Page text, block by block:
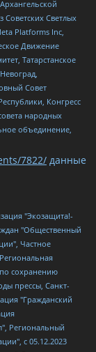
Светлых
Platforms Inc,
Движение
Татарстанское
Совет
Конгресс
народных
объединение,
7822/ данные
фонд развития филантропии, Deutsche Welle (Германия, Kurt-Schumacher-Strasse 3, 53113 Bonn), Борзунова Мария Михайловна, Воробьев Виктор Викторович, Голубева Анна Львовна, Константинова Алла Михайловна, Малкова Ирина Владимировна, Мурадов Мурад Абдулгалимович, Осетинская Елизавета Николаевна, Понасенков Евгений Николаевич, Ганапольский Матвей Юрьевич, Киселев Евгений Алексеевич, Борухович Ирина Григорьевна, Дремин Иван Тимофеевич, Дубровский Дмитрий Викторович, Красноярская региональная общественная организация поддержки и развития альтернативных образовательных технологий и межкультурных коммуникаций "ИНТЕРРА", Маяковская Екатерина Алексеевна, Фейгин Марк Захарович, Филимонов Андрей Викторович, Дзугкоева Регина Николаевна, Доброхотов Роман Александрович, Дудь Юрий Александрович, Елкин Сергей Владимирович, Кругликов Кирилл Игоревич, Сабунаева Мария Леонидовна, Семенов Алексей Владимирович, Шаинян Карен Багратович, Шульман Екатерина Михайловна, Асафьев Артур Валерьевич, Вахштайн Виктор Семенович, Венедиктов Алексей Алексеевич, Лушникова Екатерина Евгеньевна, Волков Леонид Михайлович, Невзоров Александр Глебович, Пархоменко Сергей Борисович, Сироткин Ярослав Николаевич, Кара-Мурза Владимир Владимирович, Баранова Наталья Владимировна, Гозман Леонид Яковлевич, Кагарлицкий Борис Юльевич, Климарев Михаил Валерьевич, Милов Владимир Станиславович, Автономная некоммерческая организация Краснодарский центр современного искусства "Типография", Моргенштерн Алишер Тагирович, Соболь Любовь Эдуардовна, Общество с ограниченной ответственностью "ЛИЗА НОРМ", Каспаров Гарри Кимович, Ходорковский Михаил Борисович, Общество с ограниченной ответственностью "Апрельские тезисы", Данилович Ирина Брониславовна, Кашин Олег Владимирович, Петров Николай Владимирович, Пивоваров Алексей Владимирович, Соколов Михаил Владимирович, Цветкова Юлия Владимировна, Чичваркин Евгений Александрович, Комитет против пыток/Команда против пыток, Общество с ограниченной ответственностью "Первый научный", Общество с ограниченной ответственностью "Вертолет и ко", Белоцерковская Вероника Борисовна, Кац Максим Евгеньевич, Лазарева Татьяна Юрьевна, Шаведдинов Руслан Табризович, Яшин Илья Валерьевич, Общество с ограниченной ответственностью "Иноагент ААВ", Алешковский Дмитрий Петрович, Альбац Евгения Марковна, Быков Дмитрий Львович, Галямина Юлия Евгеньевна, Лойко Сергей Леонидович, Мартынов Кирилл Константинович, Медведев Сергей Александрович, Крашенинников Федор Геннадиевич, Гордеева Катерина Вл